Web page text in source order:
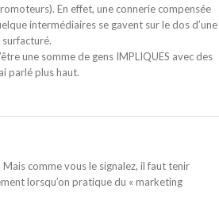
En effet, une connerie compensée
intermédiaires se gavent sur le dos d’une
une somme de gens IMPLIQUES avec des
parlé plus haut.
comme vous le signalez, il faut tenir
lorsqu’on pratique du « marketing